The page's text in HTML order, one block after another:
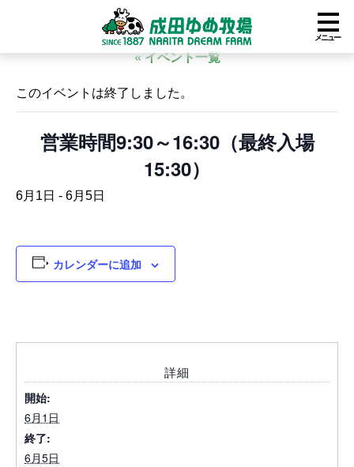
メニュー
« イベント一覧
このイベントは終了しました。
営業時間9:30～16:30（最終入場
15:30）
6月1日 - 6月5日
カレンダーに追加
詳細
開始:
6月1日
終了:
6月5日